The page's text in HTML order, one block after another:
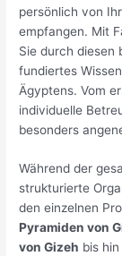
persönlich von
empfangen. Mit
Sie durch diesen
fundiertes
Ägyptens. Vom
individuelle
besonders
Während der
strukturierte
den einzelnen
Pyramiden von
von Gizeh bis